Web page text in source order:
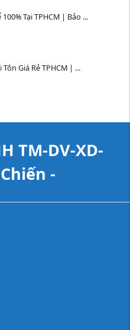
Tại TPHCM | Bảo ...
Giá Rẻ TPHCM | ...
TM-DV-XD-
-